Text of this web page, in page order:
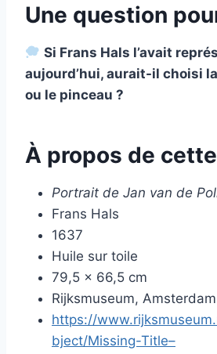
Une question
Si Frans Hals l’avait
aujourd’hui, aurait-il choisi
ou le pinceau ?
À propos de
Portrait de Jan van de
Frans Hals
1637
Huile sur toile
79,5 x 66,5 cm
Rijksmuseum, Amsterdam
https://
bject/Missing-Title–